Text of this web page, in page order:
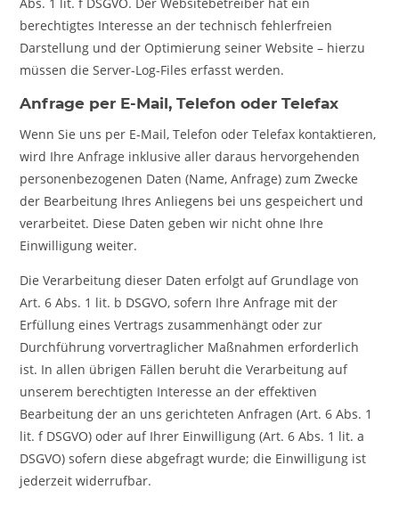
berechtigtes Interesse an der technisch fehlerfreien
Darstellung und der Optimierung seiner Website – hierzu
müssen die Server-Log-Files erfasst werden.
Anfrage per E-Mail, Telefon oder Telefax
Wenn Sie uns per E-Mail, Telefon oder Telefax kontaktieren,
wird Ihre Anfrage inklusive aller daraus hervorgehenden
personenbezogenen Daten (Name, Anfrage) zum Zwecke
der Bearbeitung Ihres Anliegens bei uns gespeichert und
verarbeitet. Diese Daten geben wir nicht ohne Ihre
Einwilligung weiter.
Die Verarbeitung dieser Daten erfolgt auf Grundlage von
Art. 6 Abs. 1 lit. b DSGVO, sofern Ihre Anfrage mit der
Erfüllung eines Vertrags zusammenhängt oder zur
Durchführung vorvertraglicher Maßnahmen erforderlich
ist. In allen übrigen Fällen beruht die Verarbeitung auf
unserem berechtigten Interesse an der effektiven
Bearbeitung der an uns gerichteten Anfragen (Art. 6 Abs. 1
lit. f DSGVO) oder auf Ihrer Einwilligung (Art. 6 Abs. 1 lit. a
DSGVO) sofern diese abgefragt wurde; die Einwilligung ist
jederzeit widerrufbar.